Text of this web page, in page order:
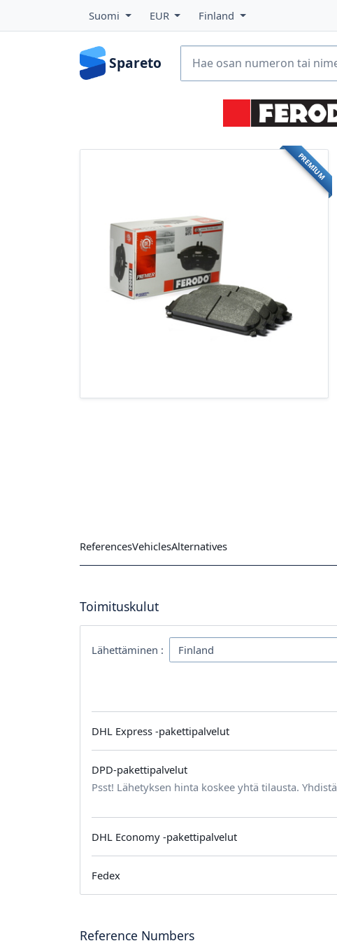
Suomi EUR Finland
Spareto
PREMIUM
ReferencesVehiclesAlternatives
Toimituskulut
Lähettäminen :
DHL Express -pakettipalvelut
DPD-pakettipalvelut
Psst! Lähetyksen hinta koskee yhtä tilausta.
DHL Economy -pakettipalvelut
Fedex
Reference Numbers